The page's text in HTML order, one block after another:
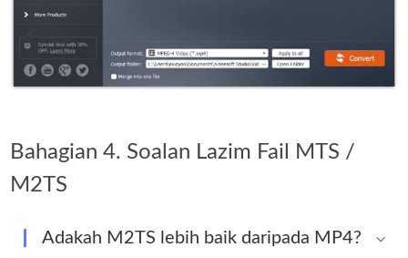
Bahagian 4. Soalan Lazim Fail MTS /
M2TS
Adakah M2TS lebih baik daripada MP4?